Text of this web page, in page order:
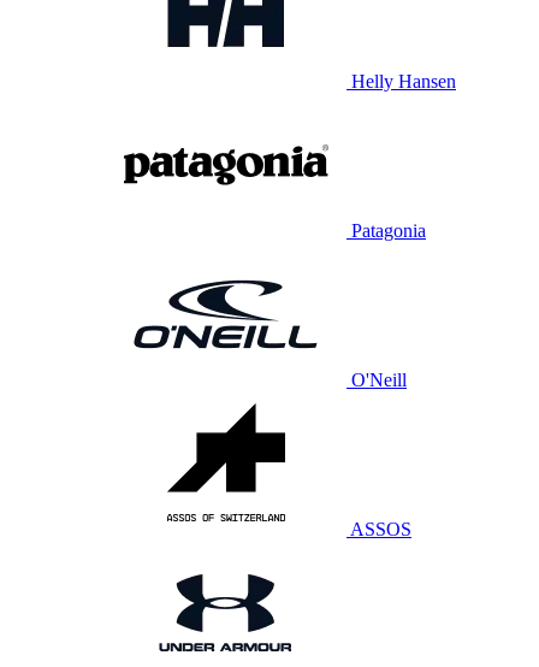
Helly Hansen
Patagonia
O'Neill
ASSOS